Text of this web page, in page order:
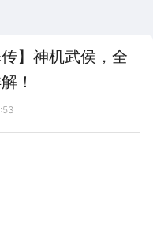
】神机武侯，全
！